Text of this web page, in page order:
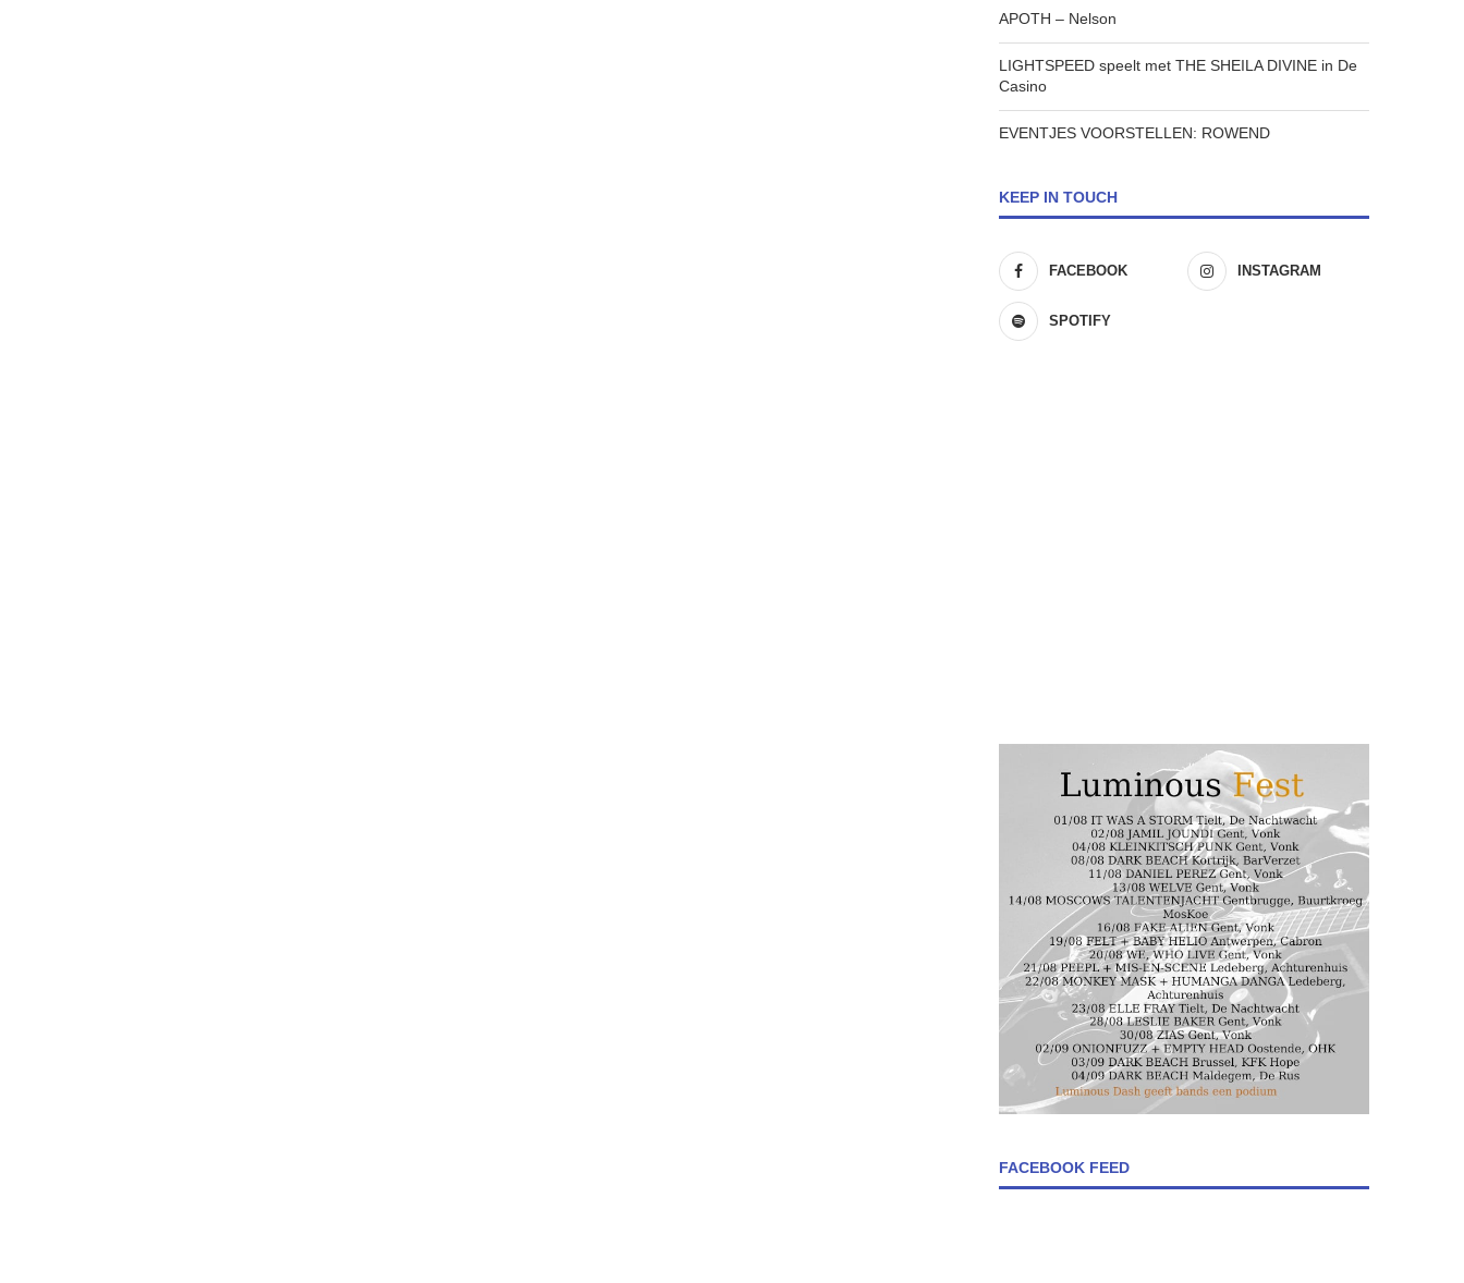
APOTH – Nelson
LIGHTSPEED speelt met THE SHEILA DIVINE in De
Casino
EVENTJES VOORSTELLEN: ROWEND
KEEP IN TOUCH
FACEBOOK INSTAGRAM
SPOTIFY
FACEBOOK FEED